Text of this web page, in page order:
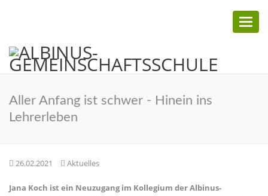
Toggle
Aller Anfang ist schwer - Hinein ins
Lehrerleben
26.02.2021 Aktuelles
Jana Koch ist ein Neuzugang im Kollegium der Albinus-